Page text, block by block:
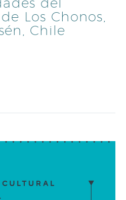
Los Chonos,
Chile